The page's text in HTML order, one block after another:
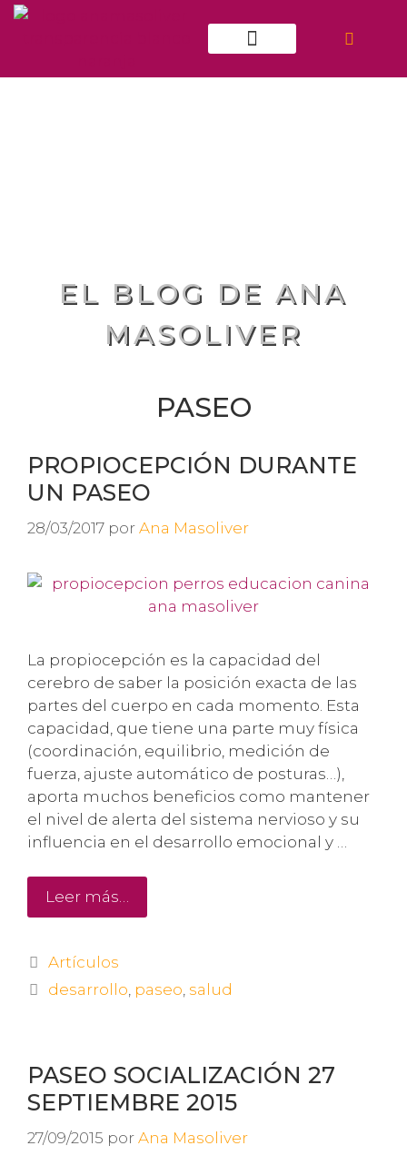
EL BLOG DE ANA
MASOLIVER
PASEO
PROPIOCEPCIÓN DURANTE
UN PASEO
28/03/2017 por Ana Masoliver
La propiocepción es la capacidad del
cerebro de saber la posición exacta de las
partes del cuerpo en cada momento. Esta
capacidad, que tiene una parte muy física
(coordinación, equilibrio, medición de
fuerza, ajuste automático de posturas…),
aporta muchos beneficios como mantener
el nivel de alerta del sistema nervioso y su
influencia en el desarrollo emocional y …
Leer más…
Artículos
desarrollo, paseo, salud
PASEO SOCIALIZACIÓN 27
SEPTIEMBRE 2015
27/09/2015 por Ana Masoliver